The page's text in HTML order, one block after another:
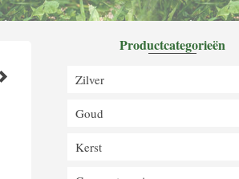
Productcategorieën
Zilver
Goud
Kerst